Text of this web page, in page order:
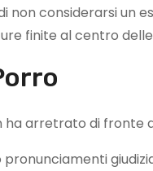
non considerarsi un
finite al centro
arretrato di fronte